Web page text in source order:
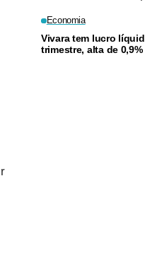
Economia
Vivara tem lucro
trimestre, alta de